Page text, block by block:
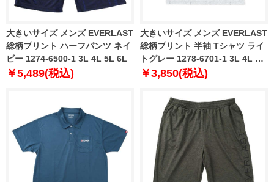
大きいサイズ メンズ EVERLAST
総柄プリント ハーフパンツ ネイ
ビー 1274-6500-1 3L 4L 5L 6L
￥5,489(税込)
大きいサイズ メンズ EVERLAST
総柄プリント 半袖 Tシャツ ライ
トグレー 1278-6701-1 3L 4L 5L
6L
￥3,850(税込)